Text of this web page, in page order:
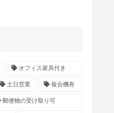
オフィス家具付き
土日営業 複合機有
郵便物の受け取り可